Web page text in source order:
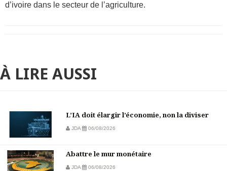
d’ivoire dans le secteur de l’agriculture.
À LIRE AUSSI
L’IA doit élargir l’économie, non la diviser
JDA 06/08/2026
Abattre le mur monétaire
JDA 06/08/2026